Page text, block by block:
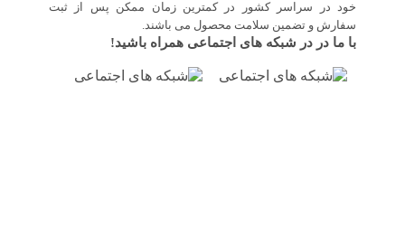
خود در سراسر کشور در کمترین زمان ممکن پس از ثبت
سفارش و تضمین سلامت محصول می باشند.
با ما در در شبکه های اجتماعی همراه باشید!